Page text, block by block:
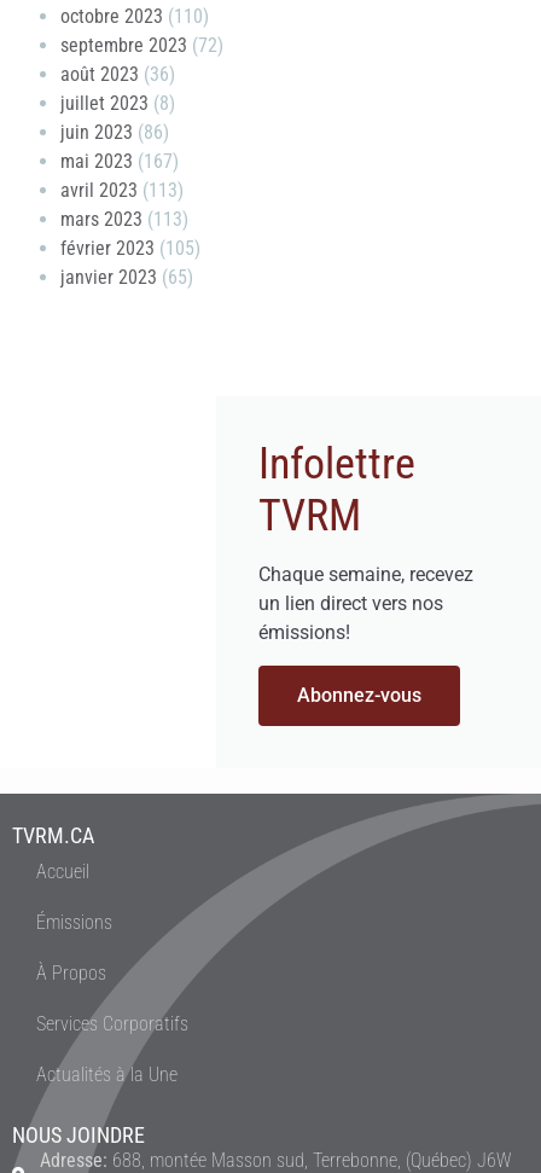
octobre 2023 (110)
septembre 2023 (72)
août 2023 (36)
juillet 2023 (8)
juin 2023 (86)
mai 2023 (167)
avril 2023 (113)
mars 2023 (113)
février 2023 (105)
janvier 2023 (65)
Infolettre
TVRM
Chaque semaine, recevez
un lien direct vers nos
émissions!
Abonnez-vous
TVRM.CA
Accueil
Émissions
À Propos
Services Corporatifs
Actualités à la Une
NOUS JOINDRE
Adresse: 688, montée Masson sud, Terrebonne, (Québec) J6W